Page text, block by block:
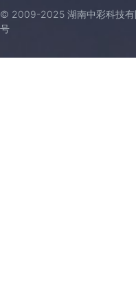
© 2009-2025 湖南中彩科技有
号